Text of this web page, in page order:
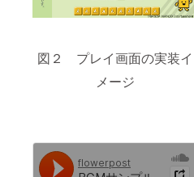
図２ プレイ画面の実装イ
メージ